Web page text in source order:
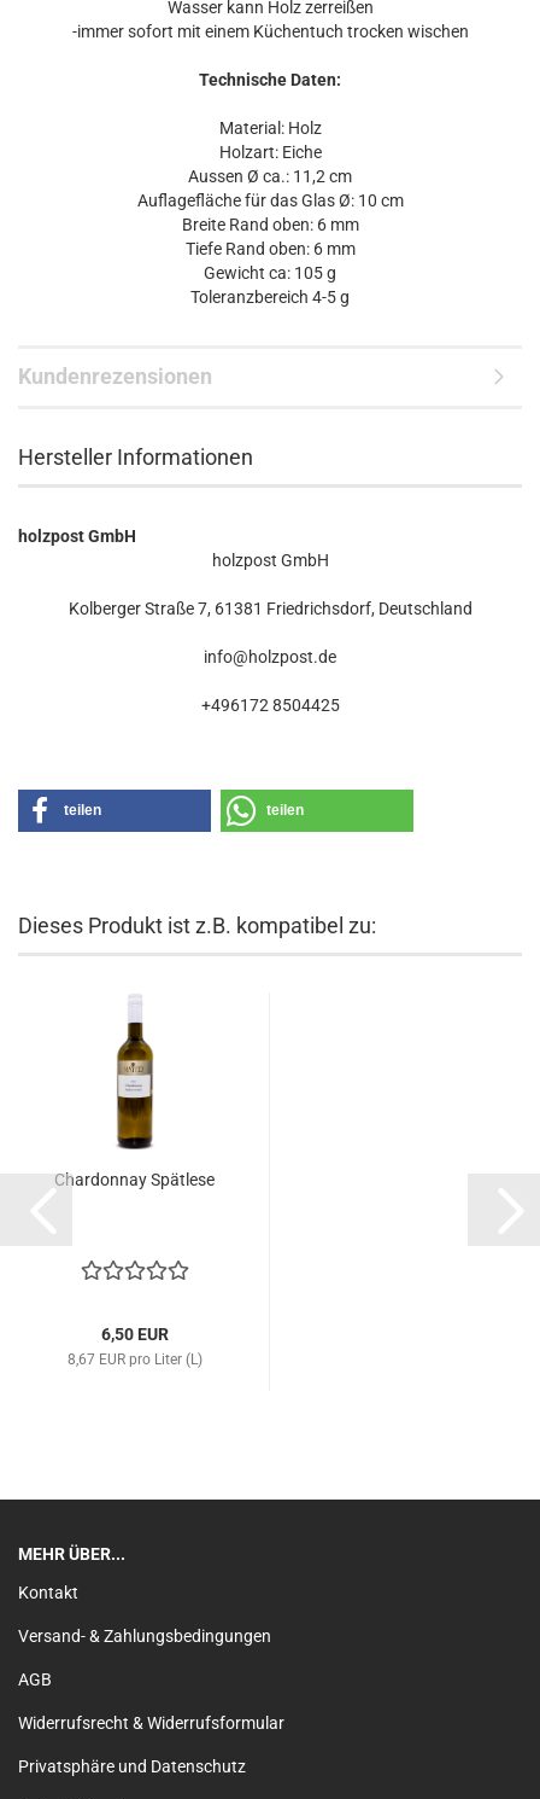
Wasser kann Holz zerreißen
-immer sofort mit einem Küchentuch trocken wischen
Technische Daten:
Material: Holz
Holzart: Eiche
Aussen Ø ca.: 11,2 cm
Auflagefläche für das Glas Ø: 10 cm
Breite Rand oben: 6 mm
Tiefe Rand oben: 6 mm
Gewicht ca: 105 g
Toleranzbereich 4-5 g
Kundenrezensionen
Hersteller Informationen
holzpost GmbH
holzpost GmbH
Kolberger Straße 7, 61381 Friedrichsdorf, Deutschland
info@holzpost.de
+496172 8504425
teilen teilen
Dieses Produkt ist z.B. kompatibel zu:
Chardonnay Spätlese
6,50 EUR
8,67 EUR pro Liter (L)
MEHR ÜBER...
Kontakt
Versand- & Zahlungsbedingungen
AGB
Widerrufsrecht & Widerrufsformular
Privatsphäre und Datenschutz